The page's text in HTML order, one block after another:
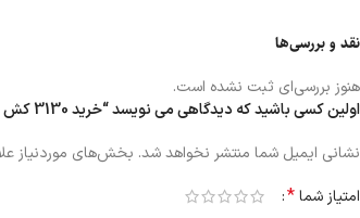
نقد و بررسی‌ها
هنوز بررسی‌ای ثبت نشده است.
اولین کسی باشید که دیدگاهی می نویسد “خرید 3130 کش بازی دراگون نست ام کلاسیک”
نشانی ایمیل شما منتشر نخواهد شد. بخش‌های موردنیاز
امتیاز شما*